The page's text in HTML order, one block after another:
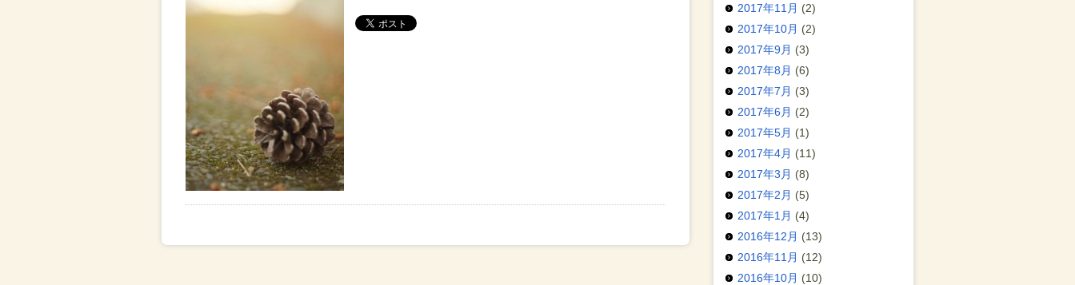
2017年11月 (2)
2017年10月 (2)
2017年9月 (3)
2017年8月 (6)
2017年7月 (3)
2017年6月 (2)
2017年5月 (1)
2017年4月 (11)
2017年3月 (8)
2017年2月 (5)
2017年1月 (4)
2016年12月 (13)
2016年11月 (12)
2016年10月 (10)